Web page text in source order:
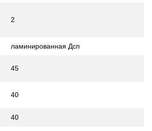
2
ламинированная Дсп
45
40
40